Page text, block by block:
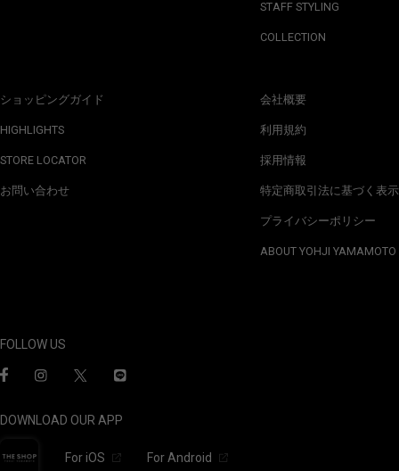
ショッピングガイド
HIGHLIGHTS
STORE LOCATOR
お問い合わせ
STAFF STYLING
COLLECTION
会社概要
利用規約
採用情報
特定商取引法に基づく表示
プライバシーポリシー
ABOUT YOHJI YAMAMOTO
FOLLOW US
DOWNLOAD OUR APP
For iOS For Android